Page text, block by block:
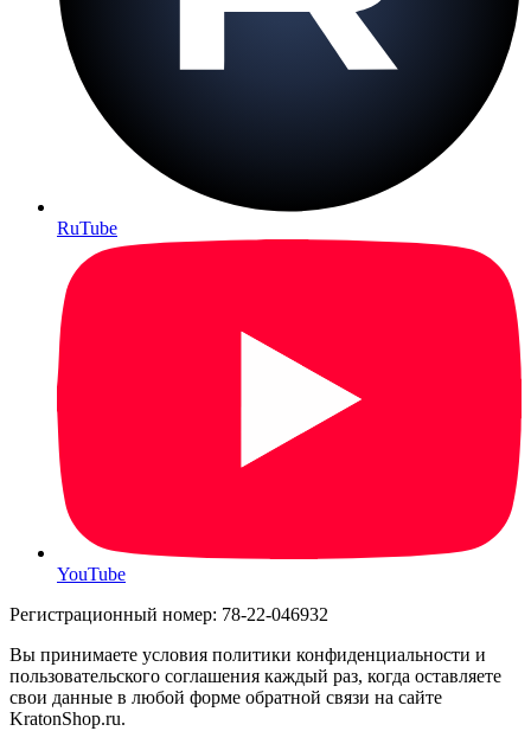
RuTube
YouTube
Регистрационный номер: 78-22-046932
Вы принимаете условия политики конфиденциальности и
пользовательского соглашения каждый раз, когда оставляете
свои данные в любой форме обратной связи на сайте
KratonShop.ru.